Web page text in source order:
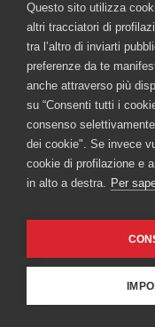
Sede legale: Via Broletto 35,
2,
Iscritta al Registro Imprese di
Capitale
Branca Fernet-
Cookie Policy-
Via Broletto 35, 20121
00720670157 –
Stock
Questo sito utilizza
altri tracciatori di
tra l’altro di inviarti
preferenze da te
anche attraverso più
su “Consenti tutti i
consenso
dei cookie". Se invece
cookie di profilazione e
in alto a destra. Per